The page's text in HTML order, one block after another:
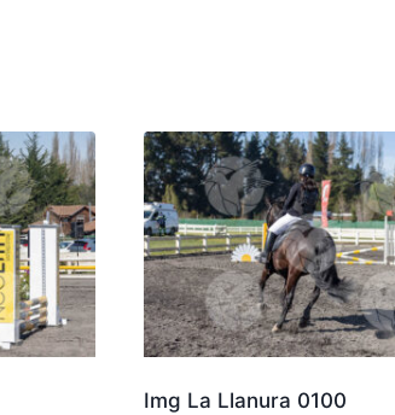
Img La Llanura 0100